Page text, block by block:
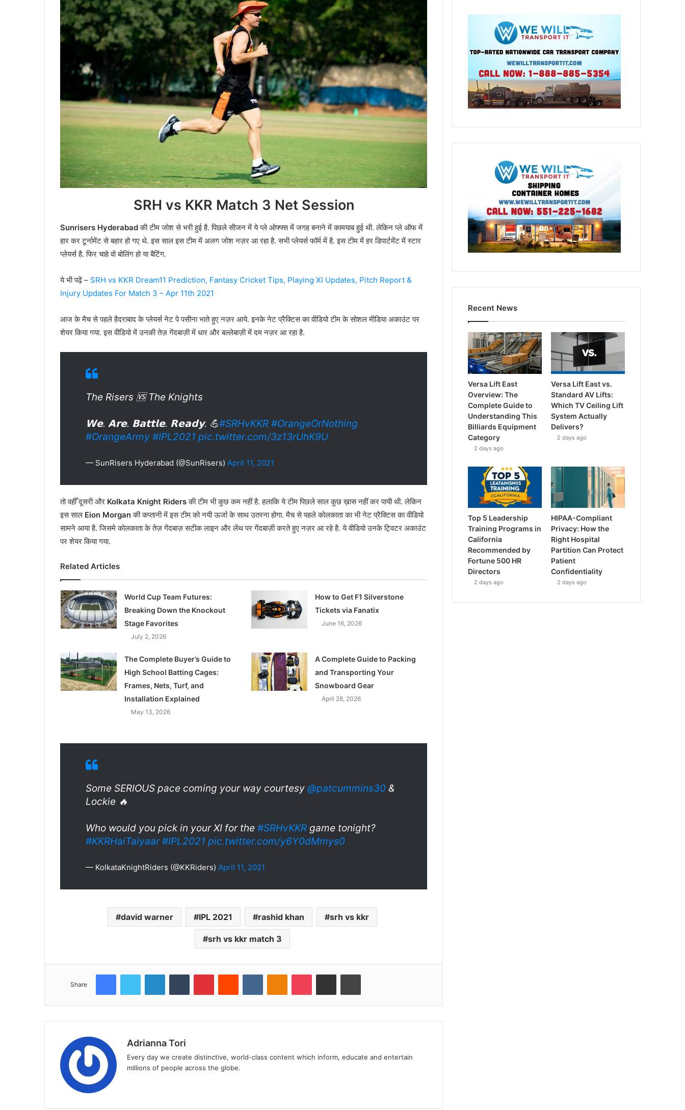
SRH vs KKR Match 3 Net Session
Sunrisers Hyderabadकी टीम जोश से भरी हुई है. पिछले सीजन में ये प्ले ओफ्फ्स में जगह बनाने में कामयाब हुई थी. लेकिन प्ले ऑफ में
हार कर टूर्नामेंट से बहार हो गए थे. इस साल इस टीम में अलग जोश नज़र आ रहा है. सभी प्लेयर्स फॉर्म में है. इस टीम में हर डिपार्टमेंट में स्टार
प्लेयर्स है. फिर चाहे वो बोलिंग हो या बैटिंग.
ये भी पढ़ें – SRH vs KKR Dream11 Prediction, Fantasy Cricket Tips, Playing XI Updates, Pitch Report &
Injury Updates For Match 3 – Apr 11th 2021
आज के मैच से पहले हैदराबाद के प्लेयर्स नेट पे पसीना भाते हुए नज़र आये. इनके नेट प्रैक्टिस का वीडियो टीम के सोशल मीडिया अकाउंट पर
शेयर किया गया. इस वीडियो में उनकी तेज़ गेंदबाज़ी में धार और बल्लेबाज़ी में दम नज़र आ रहा है.
The Risers 🆚 The Knights
𝗪𝗲. 𝗔𝗿𝗲. 𝗕𝗮𝘁𝘁𝗹𝗲. 𝗥𝗲𝗮𝗱𝘆. 💪#SRHvKKR #OrangeOrNothing
#OrangeArmy #IPL2021 pic.twitter.com/3z13rUhK9U
— SunRisers Hyderabad (@SunRisers) April 11, 2021
तो वहीँ दूसरी और Kolkata Knight Ridersकी टीम भी कुछ कम नहीं है. हलाकि ये टीम पिछले साल कुछ ख़ास नहीं कर पायी थी. लेकिन
इस साल Eion Morganकी कप्तानी में इस टीम को नयी ऊर्जा के साथ उतरना होगा. मैच से पहले कोलकाता का भी नेट प्रैक्टिस का वीडियो
सामने आया है. जिसमे कोलकाता के तेज़ गेंदबाज़ सटीक लाइन और लेंथ पर गेंदबाज़ी करते हुए नज़र आ रहे है. ये वीडियो उनके ट्विटर अकाउंट
पर शेयर किया गया.
Related Articles
World Cup Team Futures:
Breaking Down the Knockout
Stage Favorites
July 2, 2026
How to Get F1 Silverstone
Tickets via Fanatix
June 16, 2026
The Complete Buyer’s Guide to
High School Batting Cages:
Frames, Nets, Turf, and
Installation Explained
May 13, 2026
A Complete Guide to Packing
and Transporting Your
Snowboard Gear
April 28, 2026
Some SERIOUS pace coming your way courtesy @patcummins30 &
Lockie 🔥
Who would you pick in your XI for the #SRHvKKR game tonight?
#KKRHaiTaiyaar #IPL2021 pic.twitter.com/y6Y0dMmys0
— KolkataKnightRiders (@KKRiders) April 11, 2021
david warner IPL 2021 rashid khan srh vs kkr
srh vs kkr match 3
Share
FacebookTwitter LinkedInTumblr PinterestReddit VKontakteOdnoklassniki
Pocket Share via Email Print
Adrianna Tori
Every day we create distinctive, world-class content which inform, educate and entertain
millions of people across the globe.
Recent News
Versa Lift East
Overview: The
Complete Guide to
Understanding This
Billiards Equipment
Category
2 days ago
Versa Lift East vs.
Standard AV Lifts:
Which TV Ceiling Lift
System Actually
Delivers?
2 days ago
Top 5 Leadership
Training Programs in
California
Recommended by
Fortune 500 HR
Directors
2 days ago
HIPAA-Compliant
Privacy: How the
Right Hospital
Partition Can Protect
Patient
Confidentiality
2 days ago